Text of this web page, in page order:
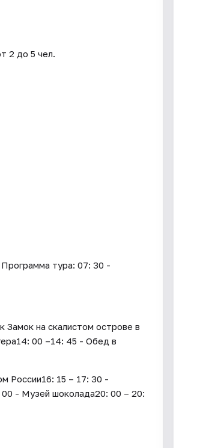
2 до 5 чел.
тура: 07: 30 -
на скалистом острове в
00 –14: 45 - Обед в
России16: 15 – 17: 30 -
00 - Музей шоколада20: 00 – 20: